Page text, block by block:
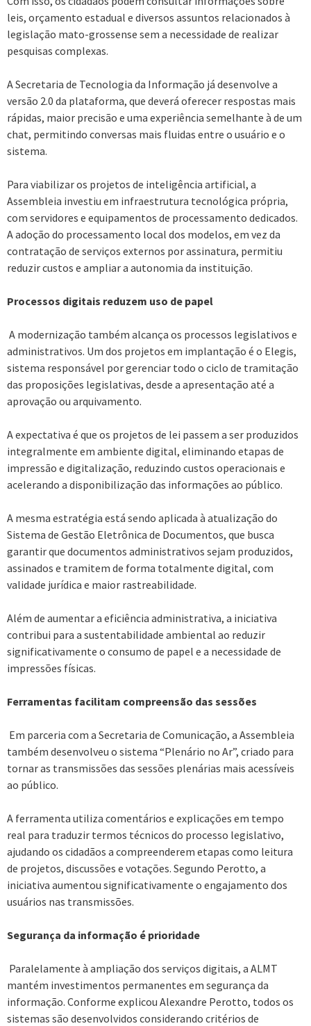
leis, orçamento estadual e diversos assuntos relacionados à
legislação mato-grossense sem a necessidade de realizar
pesquisas complexas.
A Secretaria de Tecnologia da Informação já desenvolve a
versão 2.0 da plataforma, que deverá oferecer respostas mais
rápidas, maior precisão e uma experiência semelhante à de um
chat, permitindo conversas mais fluidas entre o usuário e o
sistema.
Para viabilizar os projetos de inteligência artificial, a
Assembleia investiu em infraestrutura tecnológica própria,
com servidores e equipamentos de processamento dedicados.
A adoção do processamento local dos modelos, em vez da
contratação de serviços externos por assinatura, permitiu
reduzir custos e ampliar a autonomia da instituição.
Processos digitais reduzem uso de papel
A modernização também alcança os processos legislativos e
administrativos. Um dos projetos em implantação é o Elegis,
sistema responsável por gerenciar todo o ciclo de tramitação
das proposições legislativas, desde a apresentação até a
aprovação ou arquivamento.
A expectativa é que os projetos de lei passem a ser produzidos
integralmente em ambiente digital, eliminando etapas de
impressão e digitalização, reduzindo custos operacionais e
acelerando a disponibilização das informações ao público.
A mesma estratégia está sendo aplicada à atualização do
Sistema de Gestão Eletrônica de Documentos, que busca
garantir que documentos administrativos sejam produzidos,
assinados e tramitem de forma totalmente digital, com
validade jurídica e maior rastreabilidade.
Além de aumentar a eficiência administrativa, a iniciativa
contribui para a sustentabilidade ambiental ao reduzir
significativamente o consumo de papel e a necessidade de
impressões físicas.
Ferramentas facilitam compreensão das sessões
Em parceria com a Secretaria de Comunicação, a Assembleia
também desenvolveu o sistema “Plenário no Ar”, criado para
tornar as transmissões das sessões plenárias mais acessíveis
ao público.
A ferramenta utiliza comentários e explicações em tempo
real para traduzir termos técnicos do processo legislativo,
ajudando os cidadãos a compreenderem etapas como leitura
de projetos, discussões e votações. Segundo Perotto, a
iniciativa aumentou significativamente o engajamento dos
usuários nas transmissões.
Segurança da informação é prioridade
Paralelamente à ampliação dos serviços digitais, a ALMT
mantém investimentos permanentes em segurança da
informação. Conforme explicou Alexandre Perotto, todos os
sistemas são desenvolvidos considerando critérios de